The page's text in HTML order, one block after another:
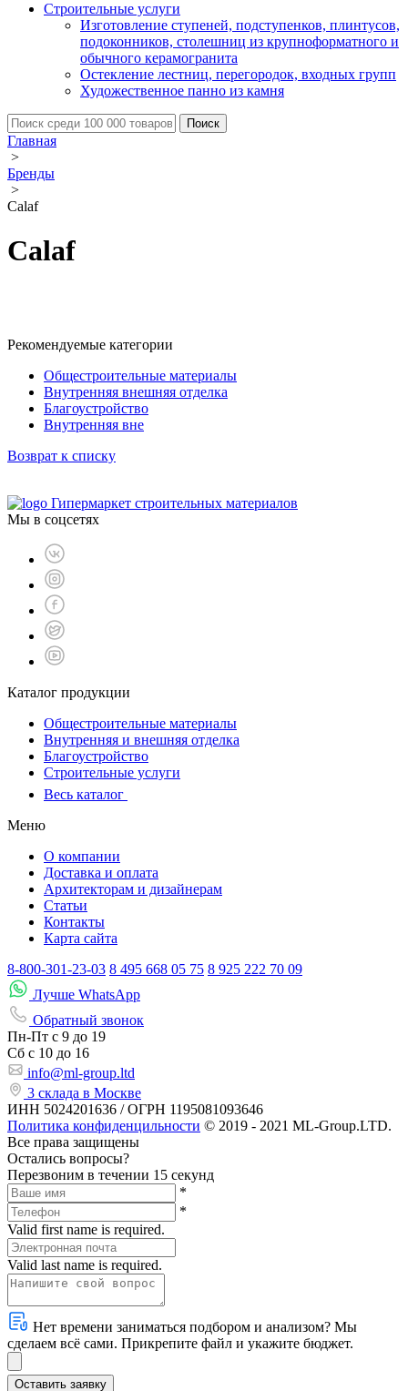
Строительные услуги
Изготовление ступеней, подступенков, плинтусов,
подоконников, столешниц из крупноформатного и
обычного керамогранита
Остекление лестниц, перегородок, входных групп
Художественное панно из камня
Главная
>
Бренды
>
Calaf
Calaf
Рекомендуемые категории
Общестроительные материалы
Внутренняя внешняя отделка
Благоустройство
Внутренняя вне
Возврат к списку
Гипермаркет строительных материалов
Мы в соцсетях
Каталог продукции
Общестроительные материалы
Внутренняя и внешняя отделка
Благоустройство
Строительные услуги
Весь каталог
Меню
О компании
Доставка и оплата
Архитекторам и дизайнерам
Статьи
Контакты
Карта сайта
8-800-301-23-03 8 495 668 05 75 8 925 222 70 09
Лучше WhatsApp
Обратный звонок
Пн-Пт с 9 до 19
Сб с 10 до 16
info@ml-group.ltd
3 склада в Москве
ИНН 5024201636 / ОГРН 1195081093646
Политика конфиденцильности © 2019 - 2021 ML-Group.LTD.
Все права защищены
Остались вопросы?
Перезвоним в течении 15 секунд
*
*
Valid first name is required.
Valid last name is required.
Нет времени заниматься подбором и анализом? Мы
сделаем всё сами. Прикрепите файл и укажите бюджет.
Оставить заявку